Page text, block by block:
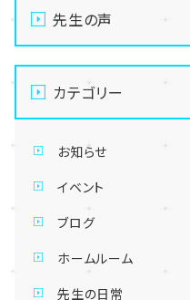
先生の声
カテゴリー
お知らせ
イベント
ブログ
ホームルーム
先生の日常